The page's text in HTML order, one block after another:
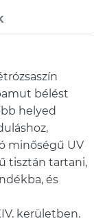
bélést
helyed
minőségű UV
tisztán tartani,
és
kerületben.